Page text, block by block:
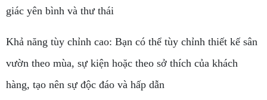
giác yên bình và thư thái
Khả năng tùy chỉnh cao: Bạn có thể tùy chỉnh thiết kế sân
vườn theo mùa, sự kiện hoặc theo sở thích của khách
hàng, tạo nên sự độc đáo và hấp dẫn